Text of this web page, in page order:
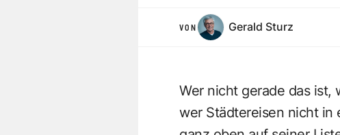
VON Gerald Sturz
Wer nicht gerade das ist,
wer Städtereisen nicht in